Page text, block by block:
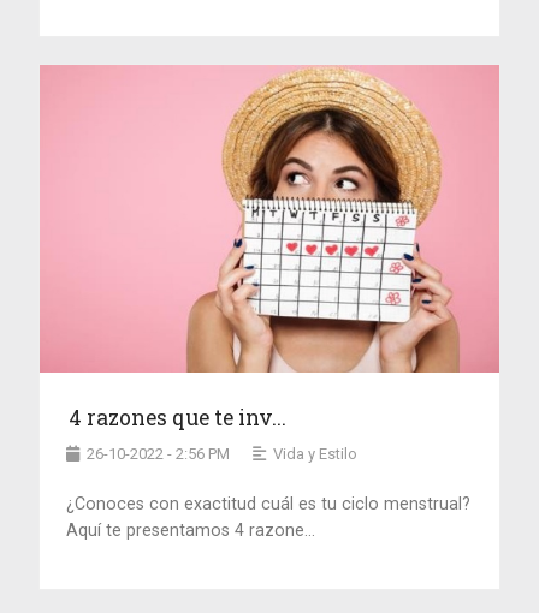
4 razones que te inv...
26-10-2022 - 2:56 PM Vida y Estilo
¿Conoces con exactitud cuál es tu ciclo menstrual?
Aquí te presentamos 4 razone...